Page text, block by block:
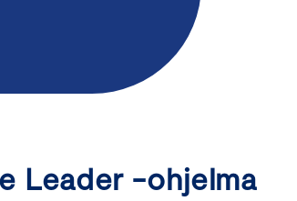
Leader -ohjelma